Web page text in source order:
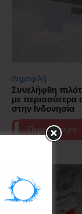
Δημοφιλή
Συνελήφθη
με
στην Ινδονησία
Περισσότερα